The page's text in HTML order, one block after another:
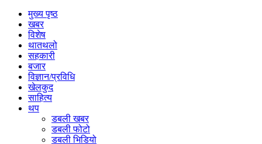
मुख्य पृष्ठ
खबर
विशेष
थातथलो
सहकारी
बजार
विज्ञान/प्रविधि
खेलकुद
साहित्य
थप
डबली खबर
डबली फोटो
डबली भिडियो